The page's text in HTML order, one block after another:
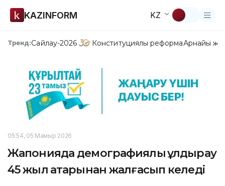
KAZINFORM KZ
Тренд:Сайлау-2026 Конституциялық реформаАрнайы
05:54, 05 Мамыр 2026
Жапонияда демографиялық құлдырау
45 жыл қатарынан жалғасып келеді